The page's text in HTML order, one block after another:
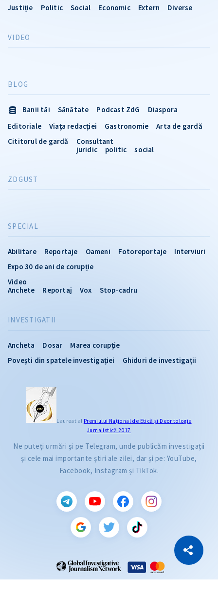
Copiază Link
Justiție Politic Social Economic Extern Diverse
INVESTIGATII
Ancheta Dosar
Marea corupție
Povești din spatele investigației
Ghiduri de investigații
VIDEO
SPECIAL
Abilitare Reportaje Oameni Fotoreportaje
Interviuri
Expo 30 de ani de corupție
Video
Anchete
Reportaj Vox Stop-cadru
BLOG
Banii tăi Sănătate Podcast ZdG
Diaspora
Editoriale
Viața redacției Gastronomie
Arta de gardă
Cititorul de gardă
Consultant
juridic
politic social
ZDGUST
Laureat al Premiului Naţional de Etică și Deontologie
Jurnalistică 2017
Ne puteți urmări și pe Telegram, unde publicăm investigații
și cele mai importante știri ale zilei, dar și pe: YouTube,
Facebook, Instagram și TikTok.